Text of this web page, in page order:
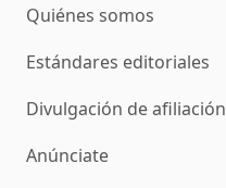
Quiénes somos
Estándares editoriales
Divulgación de afiliación
Anúnciate